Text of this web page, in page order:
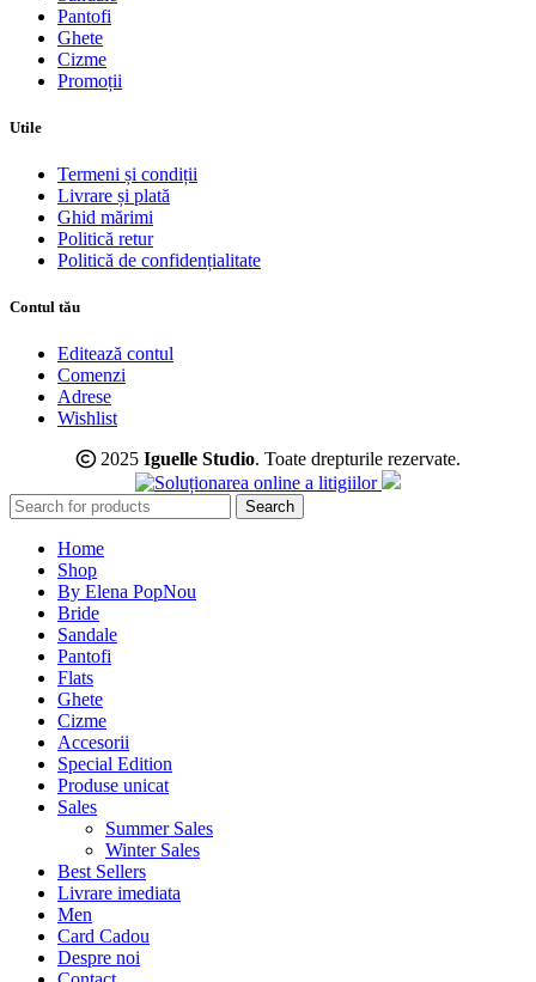
Pantofi
Ghete
Cizme
Promoții
Utile
Termeni și condiții
Livrare și plată
Ghid mărimi
Politică retur
Politică de confidențialitate
Contul tău
Editează contul
Comenzi
Adrese
Wishlist
2025 Iguelle Studio. Toate drepturile rezervate.
Search
Home
Shop
By Elena PopNou
Bride
Sandale
Pantofi
Flats
Ghete
Cizme
Accesorii
Special Edition
Produse unicat
Sales
Summer Sales
Winter Sales
Best Sellers
Livrare imediata
Men
Card Cadou
Despre noi